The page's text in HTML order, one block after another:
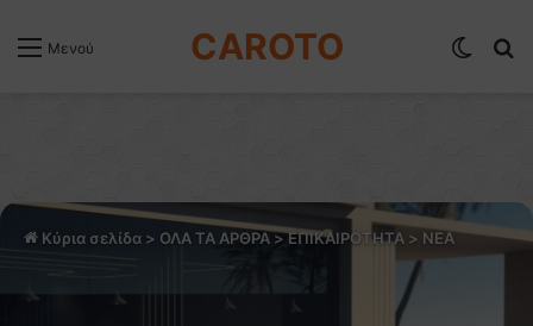
Μενού CAROTO
Κύρια σελίδα > ΟΛΑ ΤΑ ΑΡΘΡΑ>ΕΠΙΚΑΙΡΟΤΗΤΑ > NEA